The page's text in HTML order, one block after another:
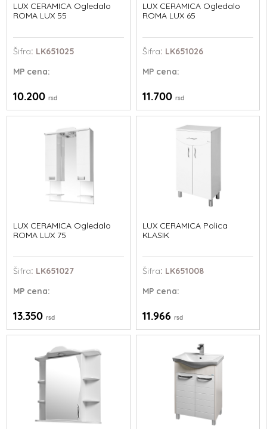
LUX CERAMICA Ogledalo
ROMA LUX 55
Šifra: LK651025
MP cena:
10.200rsd
LUX CERAMICA Ogledalo
ROMA LUX 65
Šifra: LK651026
MPcena:
11.700 rsd
LUX CERAMICA Ogledalo
ROMA LUX 75
Šifra: LK651027
MP cena:
13.350rsd
LUX CERAMICA Polica
KLASIK
Šifra: LK651008
MPcena:
11.966 rsd